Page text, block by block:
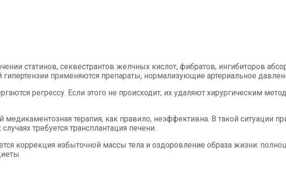
статинов, секвестрантов желчных кислот, фибратов, ингибиторов
применяются препараты, нормализующие артериальное
регрессу. Если этого не происходит, их удаляют хирургическим
терапия, как правило, неэффективна. В такой ситуации
требуется трансплантация печени.
коррекция избыточной массы тела и оздоровление образа жизни: